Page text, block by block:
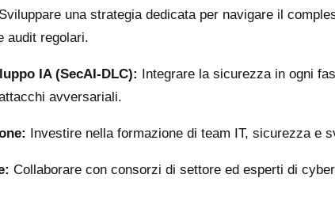
Sviluppare una strategia dedicata per navigare il
audit regolari.
IA (SecAI-DLC):
Integrare la sicurezza in ogni
avversariali.
Investire nella formazione di team IT, sicurezza e
Collaborare con consorzi di settore ed esperti di